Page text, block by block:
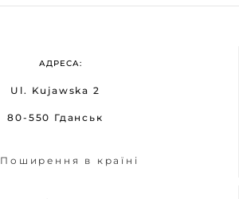
АДРЕСА:
Ul. Kujawska 2
80-550 Гданськ
Поширення в країні